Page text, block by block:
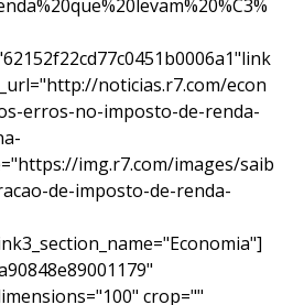
noticias.r7.com/econ
erros-no-imposto-de-renda-
img.r7.com/images/saib
de-imposto-de-renda-
crop=""